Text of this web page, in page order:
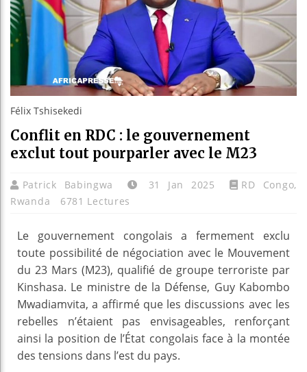
Bénin :
Félix Tshisekedi
Conflit en RDC : le gouvernement
exclut tout pourparler avec le M23
Patrick Babingwa 31 Jan 2025 RD Congo,
Rwanda
6781 Lectures
Le gouvernement congolais a fermement exclu
toute possibilité de négociation avec le Mouvement
du 23 Mars (M23), qualifié de groupe terroriste par
Kinshasa. Le ministre de la Défense, Guy Kabombo
Mwadiamvita, a affirmé que les discussions avec les
rebelles n’étaient pas envisageables, renforçant
ainsi la position de l’État congolais face à la montée
des tensions dans l’est du pays.